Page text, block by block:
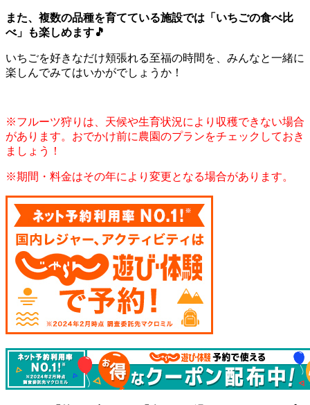
また、複数の品種を育てている施設では「いちごの食べ比
べ」も楽しめます🎵
いちごを好きなだけ頬張れる至福の時間を、みんなと一緒に
楽しんでみてはいかがでしょうか！
※フルーツ狩りは、天候や生育状況により収穫できない場合
があります。おでかけ前に農園のプランをチェックしておき
ましょう！
※期間・料金はその年により変更となる場合があります。